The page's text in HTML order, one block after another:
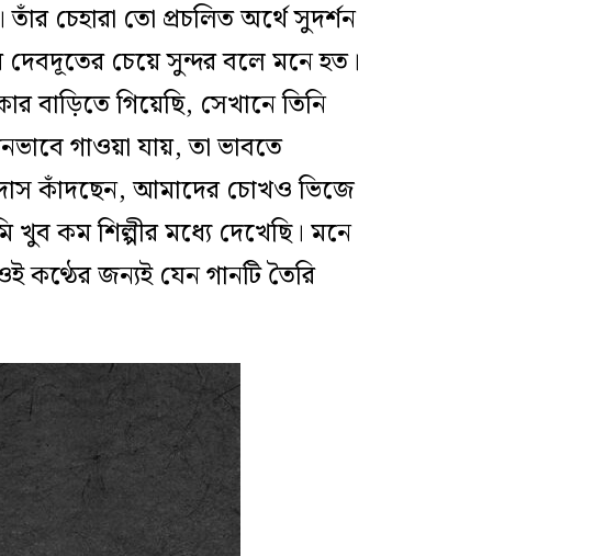
তাঁর চেহারা তো প্রচলিত অর্থে সুদর্শন
দেবদূতের চেয়ে সুন্দর বলে মনে হত।
গিয়েছি, সেখানে তিনি
গাওয়া যায়, তা ভাবতে
দাস কাঁদছেন, আমাদের চোখও ভিজে
কম শিল্পীর মধ্যে দেখেছি। মনে
কণ্ঠের জন্যই যেন গানটি তৈরি